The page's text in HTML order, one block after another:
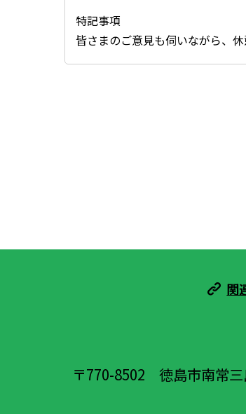
特記事項
皆さまのご意見も伺いながら、
関
〒770-8502 徳島市南常